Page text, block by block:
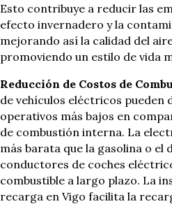
Esto contribuye a reducir las
efecto invernadero y la
mejorando así la calidad del
promoviendo un estilo de vida
Reducción de Costos de
de vehículos eléctricos pueden
operativos más bajos en
de combustión interna. La
más barata que la gasolina o el
conductores de coches
combustible a largo plazo. La
recarga en Vigo facilita la